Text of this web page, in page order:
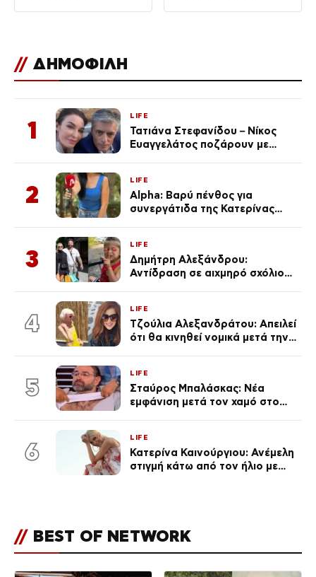
// ΔΗΜΟΦΙΛΗ
1
LIFE
Τατιάνα Στεφανίδου – Νίκος
Ευαγγελάτος ποζάρουν με
2
LIFE
Alpha: Βαρύ πένθος για
συνεργάτιδα της Κατερίνας
του Θεού»
3
LIFE
Δημήτρη Αλεξάνδρου:
Αντίδραση σε αιχμηρό σχόλιο
4
LIFE
Τζούλια Αλεξανδράτου: Απειλεί
ότι θα κινηθεί νομικά μετά την
5
LIFE
Σταύρος Μπαλάσκας: Νέα
εμφάνιση μετά τον χαμό στο
6
LIFE
Κατερίνα Καινούργιου: Ανέμελη
στιγμή κάτω από τον ήλιο με
// BEST OF NETWORK